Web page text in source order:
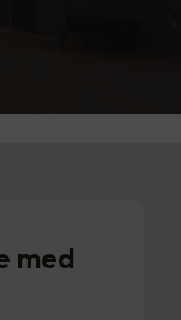
med